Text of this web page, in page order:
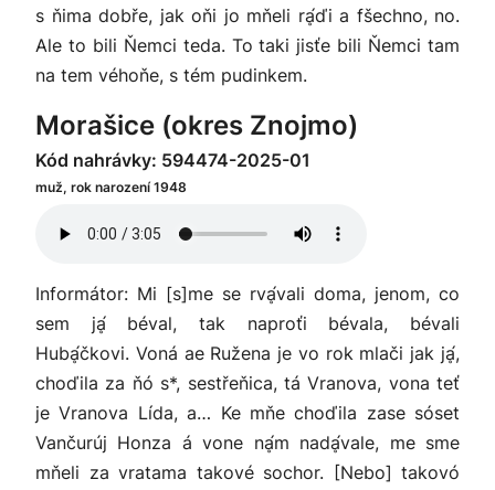
s ňima dobře, jak oňi jo mňeli rḁ́ďi a fšechno, no.
Ale to bili Ňemci teda. To taki jisťe bili Ňemci tam
na tem véhoňe, s tém pudinkem.
Morašice (okres Znojmo)
Kód nahrávky: 594474-2025-01
muž, rok narození 1948
Informátor: Mi [s]me se rvḁ́vali doma, jenom, co
sem jḁ́ béval, tak naproťi bévala, bévali
Hubḁ́čkovi. Voná ae Ružena je vo rok mlači jak jḁ́,
choďila za ňó s*, sestřeňica, tá Vranova, vona teť
je Vranova Lída, a… Ke mňe choďila zase sóset
Vančurúj Honza á vone nḁ́m nadḁ́vale, me sme
mňeli za vratama takové sochor. [Nebo] takovó